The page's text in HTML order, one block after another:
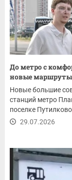
До метро с
новые маршруты
Новые большие
станций метро
поселке
29.07.2026